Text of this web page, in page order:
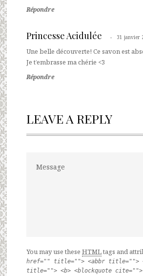
Répondre
Princesse Acidulée 31 janvier
Une belle découverte! Ce savon est
Je t’embrasse ma chérie <3
Répondre
LEAVE A REPLY
You may use these HTMLtags and
href="" title=""> <abbr title="">
title=""> <b> <blockquote cite="">